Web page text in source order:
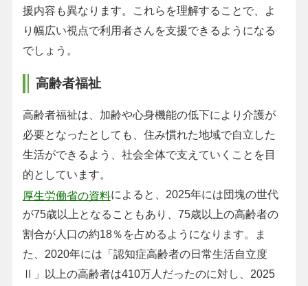
援内容も異なります。これらを理解することで、よ
り幅広い視点で利用者さんを支援できるようになる
でしょう。
高齢者福祉
高齢者福祉は、加齢や心身機能の低下により介護が
必要となったとしても、住み慣れた地域で自立した
生活ができるよう、社会全体で支えていくことを目
的としています。
厚生労働省の資料によると、2025年には団塊の世代
が75歳以上となることもあり、75歳以上の高齢者の
割合が人口の約18％を占めるようになります。ま
た、2020年には「認知症高齢者の日常生活自立度
Ⅱ」以上の高齢者は410万人だったのに対し、2025